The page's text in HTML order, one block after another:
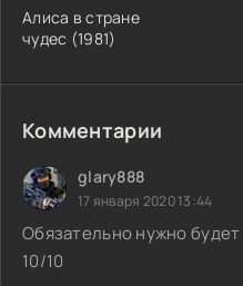
Алиса в стране
чудес (1981)
Комментарии
glary888
17 января 2020 13:44
Обязательно нужно
10/10